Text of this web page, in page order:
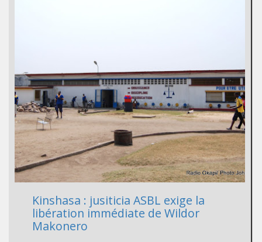
Kinshasa : jusiticia ASBL exige la
libération immédiate de Wildor
Makonero